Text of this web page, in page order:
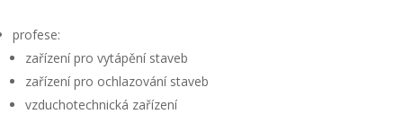
profese:
zařízení pro vytápění staveb
zařízení pro ochlazování staveb
vzduchotechnická zařízení